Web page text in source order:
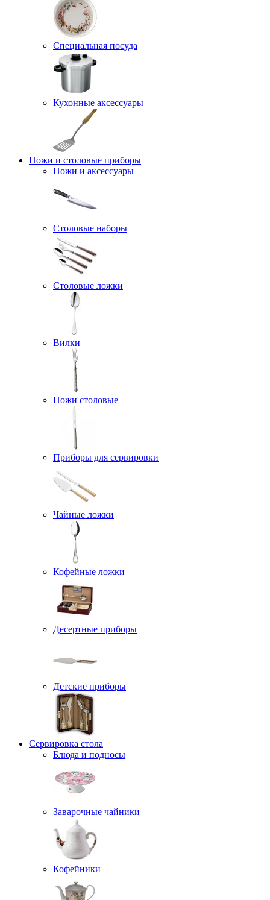
Специальная посуда
Кухонные аксессуары
Ножи и столовые приборы
Ножи и аксессуары
Столовые наборы
Столовые ложки
Вилки
Ножи столовые
Приборы для сервировки
Чайные ложки
Кофейные ложки
Десертные приборы
Детские приборы
Сервировка стола
Блюда и подносы
Заварочные чайники
Кофейники